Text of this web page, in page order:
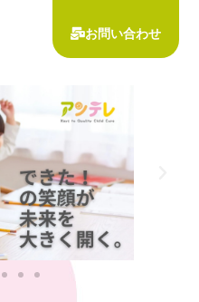
お問い合わせ